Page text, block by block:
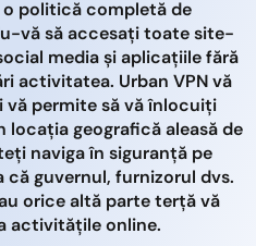
o politică completă de
vă să accesați toate site-
media și aplicațiile fără
activitatea. Urban VPN vă
vă permite să vă înlocuiți
locația geografică aleasă de
naviga în siguranță pe
guvernul, furnizorul dvs.
orice altă parte terță vă
activitățile online.